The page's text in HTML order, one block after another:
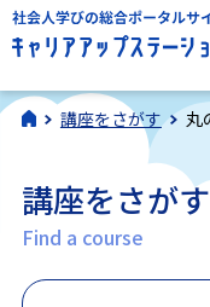
講座をさがす 丸
講座をさがす
Find a course